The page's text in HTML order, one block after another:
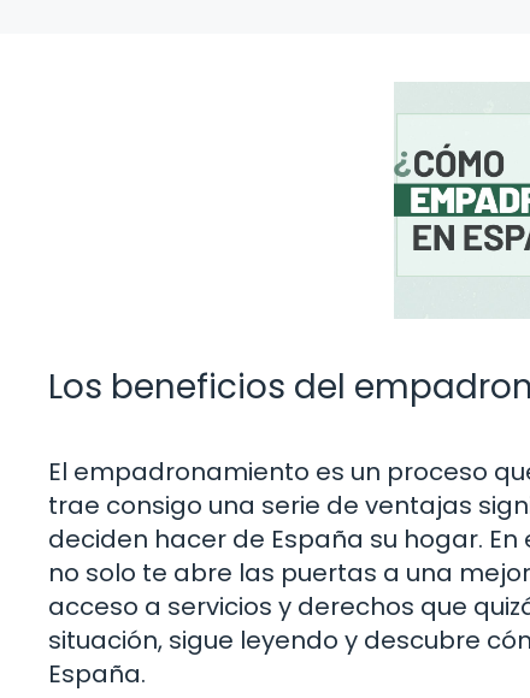
Los beneficios del
El empadronamiento es un proceso
trae consigo una serie de ventajas
deciden hacer de España su hogar.
no solo te abre las puertas a una
acceso a servicios y derechos que
situación, sigue leyendo y descubre
España.